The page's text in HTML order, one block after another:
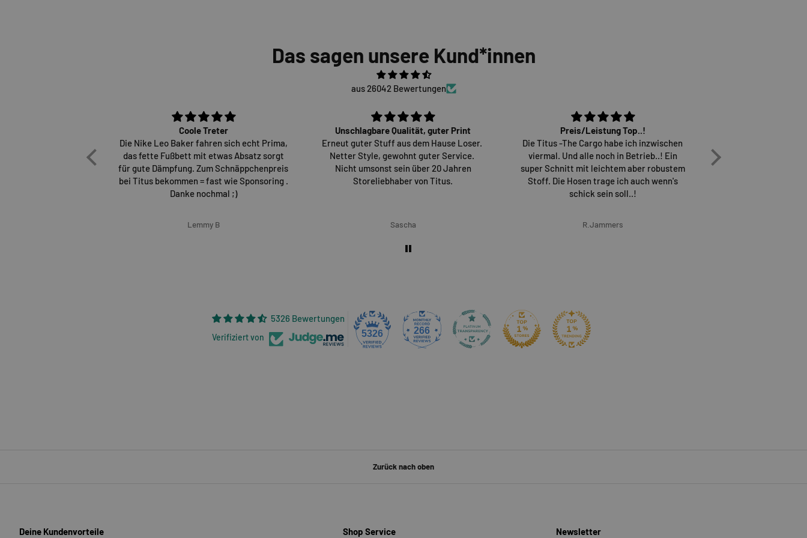
Das sagen unsere Kund*innen
aus 26042 Bewertungen
Coole Treter
Die Nike Leo Baker fahren sich echt Prima,
das fette Fußbett mit etwas Absatz sorgt
für gute Dämpfung. Zum Schnäppchenpreis
bei Titus bekommen = fast wie Sponsoring .
Danke nochmal ;)
Lemmy B
Unschlagbare Qualität, guter Print
Erneut guter Stuff aus dem Hause Loser.
Netter Style, gewohnt guter Service.
Nicht umsonst sein über 20 Jahren
Storeliebhaber von Titus.
Sascha
Preis/Leistung Top..!
Die Titus -The Cargo habe ich inzwischen
viermal. Und alle noch in Betrieb..! Ein
super Schnitt mit leichtem aber robustem
Stoff. Die Hosen trage ich auch wenn's
schick sein soll..!
R.Jammers
5326 Bewertungen
Verifiziert von 5326 266
Zurück nach oben
Deine Kundenvorteile Shop Service Newsletter